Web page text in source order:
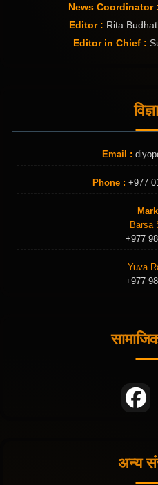
News Coordinator :
Editor : Rita
Editor in Chief :
Email :
Phone : +977
Barsa
+977
Yuva
+977
अन्य